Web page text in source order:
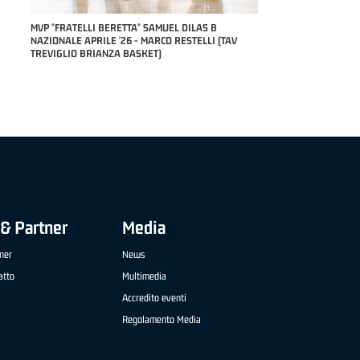
MVP "FRATELLI BERETTA" SAMUEL DILAS B
NAZIONALE APRILE '26 - MARCO RESTELLI (TAV
TREVIGLIO BRIANZA BASKET)
Partner Media
News
Multimedia
Accredito eventi
Regolamento Media